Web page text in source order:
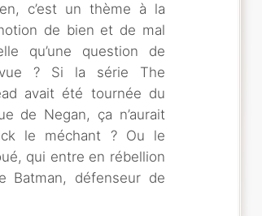
c’est un thème à la
de bien et de mal
qu’une question de
? Si la série The
avait été tournée du
de Negan, ça n’aurait
le méchant ? Ou le
qui entre en rébellion
Batman, défenseur de